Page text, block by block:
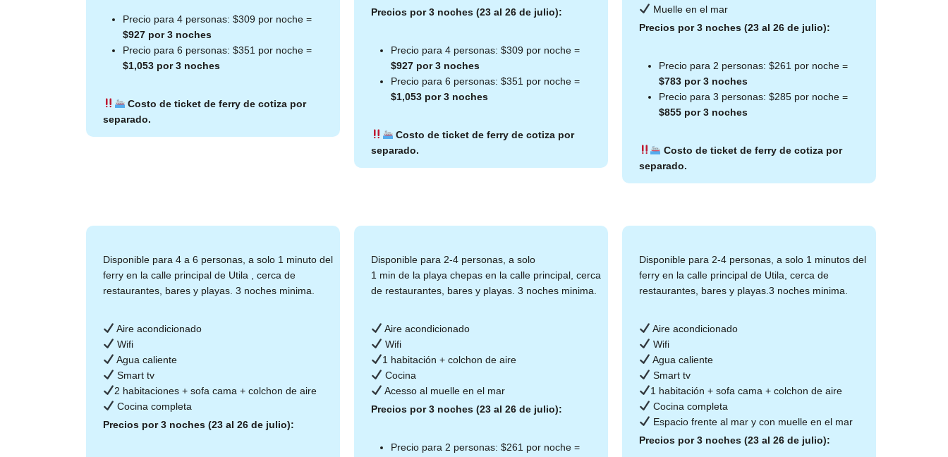
Precio para 4 personas: $309 por noche =
$927 por 3 noches
Precio para 6 personas: $351 por noche =
$1,053 por 3 noches
Costo de ticket de ferry de cotiza por
separado.
Precios por 3 noches (23 al 26 de julio):
Precio para 4 personas: $309 por noche =
$927 por 3 noches
Precio para 6 personas: $351 por noche =
$1,053 por 3 noches
Costo de ticket de ferry de cotiza por
separado.
Muelle en el mar
Precios por 3 noches (23 al 26 de julio):
Precio para 2 personas: $261 por noche =
$783 por 3 noches
Precio para 3 personas: $285 por noche =
$855 por 3 noches
Costo de ticket de ferry de cotiza por
separado.
Disponible para 4 a 6 personas, a solo 1 minuto del
ferry en la calle principal de Utila , cerca de
restaurantes, bares y playas. 3 noches minima.
Aire acondicionado
Wifi
Agua caliente
Smart tv
2 habitaciones + sofa cama + colchon de aire
Cocina completa
Precios por 3 noches (23 al 26 de julio):
Disponible para 2-4 personas, a solo
1 min de la playa chepas en la calle principal, cerca
de restaurantes, bares y playas. 3 noches minima.
Aire acondicionado
Wifi
1 habitación + colchon de aire
Cocina
Acesso al muelle en el mar
Precios por 3 noches (23 al 26 de julio):
Precio para 2 personas: $261 por noche =
Disponible para 2-4 personas, a solo 1 minutos del
ferry en la calle principal de Utila, cerca de
restaurantes, bares y playas.3 noches minima.
Aire acondicionado
Wifi
Agua caliente
Smart tv
1 habitación + sofa cama + colchon de aire
Cocina completa
Espacio frente al mar y con muelle en el mar
Precios por 3 noches (23 al 26 de julio):